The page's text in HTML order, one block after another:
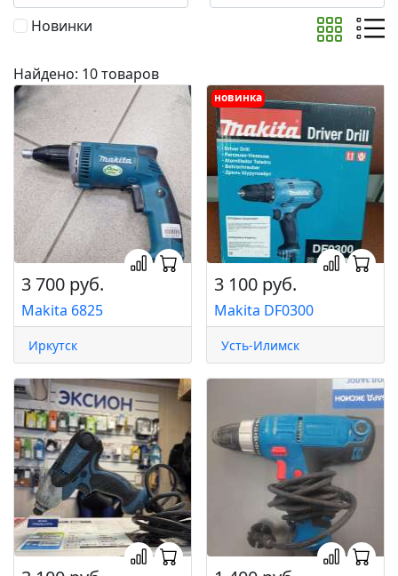
Новинки
Найдено: 10 товаров
3 700 руб.
Makita 6825
Иркутск
новинка
3 100 руб.
Makita DF0300
Усть-Илимск